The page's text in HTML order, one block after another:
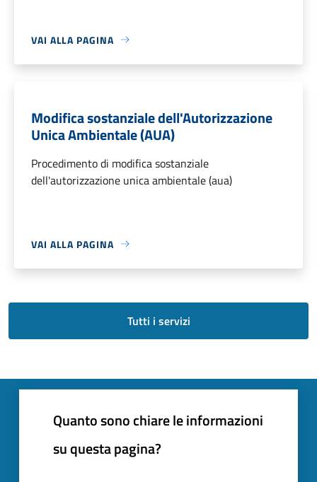
VAI ALLA PAGINA
Modifica sostanziale dell'Autorizzazione
Unica Ambientale (AUA)
Procedimento di modifica sostanziale
dell'autorizzazione unica ambientale (aua)
VAI ALLA PAGINA
Tutti i servizi
Quanto sono chiare le informazioni
su questa pagina?